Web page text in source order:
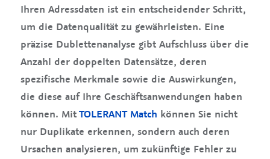
Ihren Adressdaten ist ein entscheidender Schritt,
um die Datenqualität zu gewährleisten. Eine
präzise Dublettenanalyse gibt Aufschluss über die
Anzahl der doppelten Datensätze, deren
spezifische Merkmale sowie die Auswirkungen,
die diese auf Ihre Geschäftsanwendungen haben
können. MitTOLERANT Match können Sie nicht
nur Duplikate erkennen, sondern auch deren
Ursachen analysieren, um zukünftige Fehler zu